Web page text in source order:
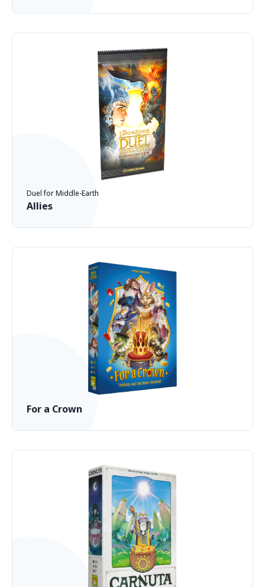
Duel for Middle-Earth
Allies
For a Crown